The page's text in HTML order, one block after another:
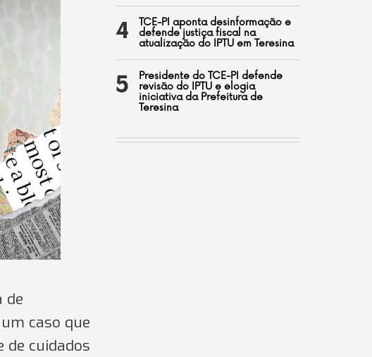
de
caso que
de cuidados
4
TCE-PI aponta desinformação e
defende justiça fiscal na
atualização do IPTU em Teresina
5
Presidente do TCE-PI defende
revisão do IPTU e elogia
iniciativa da Prefeitura de
Teresina